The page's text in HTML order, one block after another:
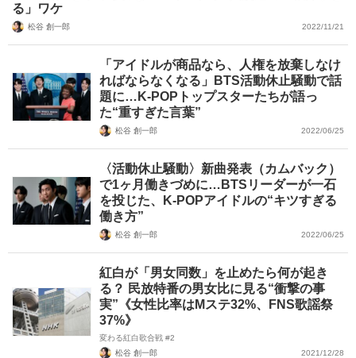
る」ワケ
松谷 創一郎 2022/11/21
「アイドルが商品なら、人権を放棄しなけ
ればならなくなる」BTS活動休止騒動で話
題に…K-POPトップスターたちが語っ
た“重すぎた言葉”
松谷 創一郎 2022/06/25
〈活動休止騒動〉新曲発表（カムバック）
で1ヶ月働きづめに…BTSリーダーが一石
を投じた、K-POPアイドルの“キツすぎる
働き方”
松谷 創一郎 2022/06/25
紅白が「男女同数」を止めたら何が起き
る？ 民放特番の男女比に見る“衝撃の事
実”《女性比率はMステ32%、FNS歌謡祭
37%》
変わる紅白歌合戦 #2
松谷 創一郎
2021/12/28